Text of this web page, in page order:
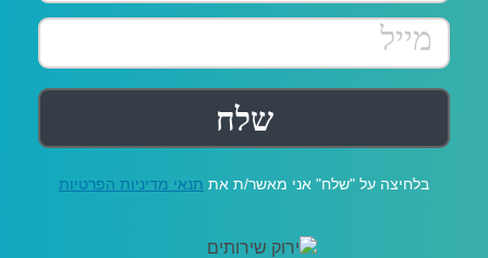
בלחיצה על "שלח" אני מאשר/ת את תנאי מדיניות הפרטיות